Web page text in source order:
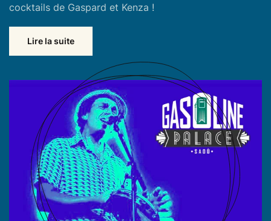
cocktails de Gaspard et Kenza !
Lire la suite